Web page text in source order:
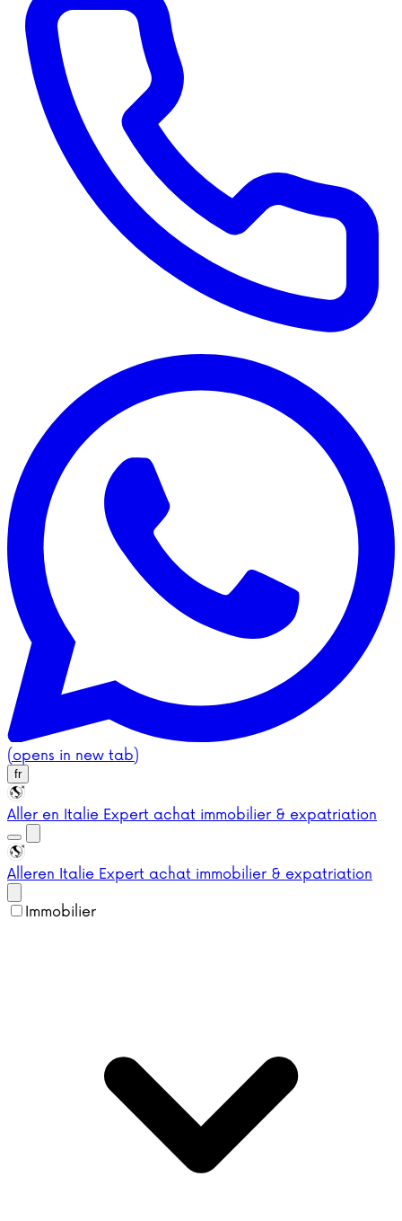
(opens in new tab)
fr
Aller en Italie Expert achat immobilier & expatriation
Alleren Italie Expert achat immobilier & expatriation
Immobilier